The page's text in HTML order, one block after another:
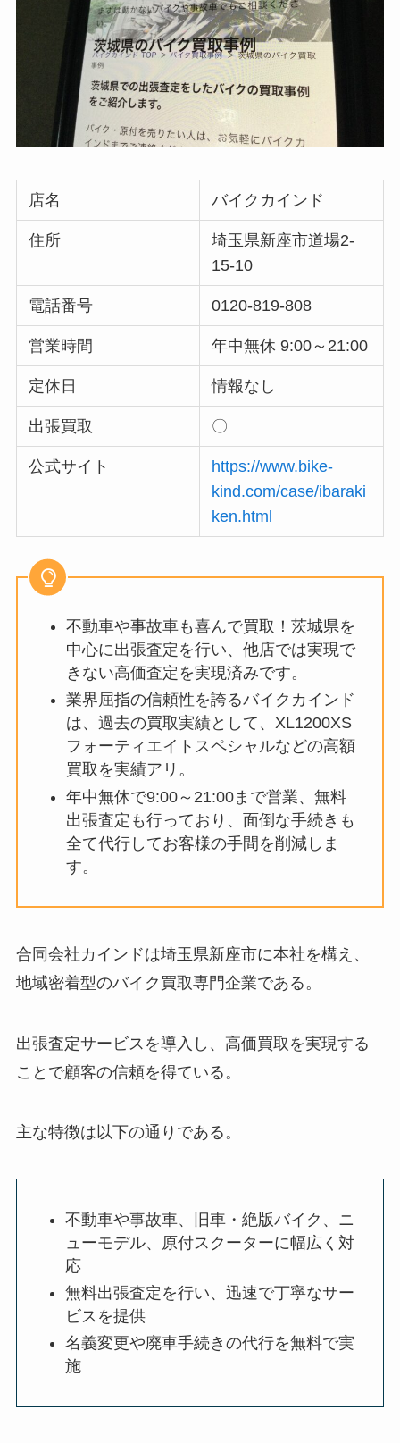
店名 バイクカインド
住所
埼玉県新座市道場2-
15-10
電話番号 0120-819-808
営業時間 年中無休 9:00～21:00
定休日 情報なし
出張買取 〇
公式サイト
https://www.bike-
kind.com/case/ibaraki
ken.html
不動車や事故車も喜んで買取！茨城県を
中心に出張査定を行い、他店では実現で
きない高価査定を実現済みです。
業界屈指の信頼性を誇るバイクカインド
は、過去の買取実績として、XL1200XS
フォーティエイトスペシャルなどの高額
買取を実績アリ。
年中無休で9:00～21:00まで営業、無料
出張査定も行っており、面倒な手続きも
全て代行してお客様の手間を削減しま
す。
合同会社カインドは埼玉県新座市に本社を構え、
地域密着型のバイク買取専門企業である。
出張査定サービスを導入し、高価買取を実現する
ことで顧客の信頼を得ている。
主な特徴は以下の通りである。
不動車や事故車、旧車・絶版バイク、ニ
ューモデル、原付スクーターに幅広く対
応
無料出張査定を行い、迅速で丁寧なサー
ビスを提供
名義変更や廃車手続きの代行を無料で実
施